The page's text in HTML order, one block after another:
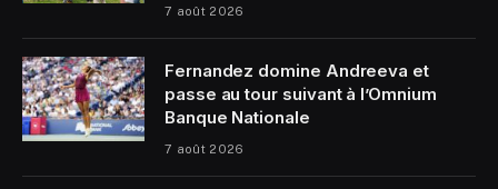
7 août 2026
Fernandez domine Andreeva et
passe au tour suivant à l’Omnium
Banque Nationale
7 août 2026